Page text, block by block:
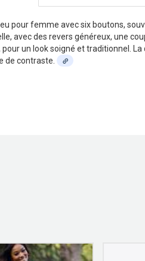
pour femme avec six boutons,
avec des revers généreux, une
un look soigné et traditionnel.
de contraste.